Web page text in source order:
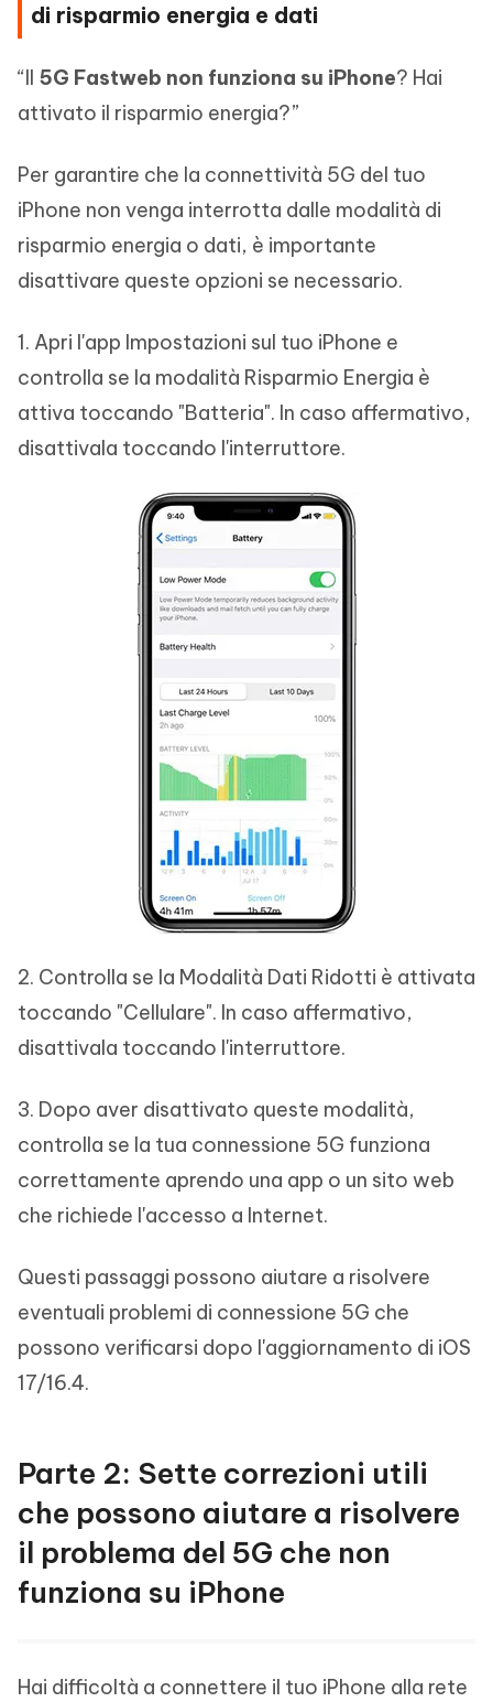
di risparmio energia e dati
“Il 5G Fastweb non funziona su iPhone? Hai
attivato il risparmio energia?”
Per garantire che la connettività 5G del tuo
iPhone non venga interrotta dalle modalità di
risparmio energia o dati, è importante
disattivare queste opzioni se necessario.
1. Apri l'app Impostazioni sul tuo iPhone e
controlla se la modalità Risparmio Energia è
attiva toccando "Batteria". In caso affermativo,
disattivala toccando l'interruttore.
2. Controlla se la Modalità Dati Ridotti è attivata
toccando "Cellulare". In caso affermativo,
disattivala toccando l'interruttore.
3. Dopo aver disattivato queste modalità,
controlla se la tua connessione 5G funziona
correttamente aprendo una app o un sito web
che richiede l'accesso a Internet.
Questi passaggi possono aiutare a risolvere
eventuali problemi di connessione 5G che
possono verificarsi dopo l'aggiornamento di iOS
17/16.4.
Parte 2: Sette correzioni utili
che possono aiutare a risolvere
il problema del 5G che non
funziona su iPhone
Hai difficoltà a connettere il tuo iPhone alla rete